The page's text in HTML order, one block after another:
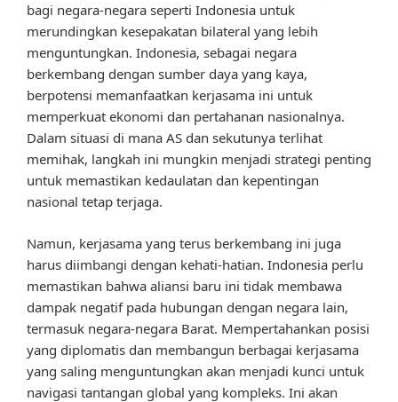
bagi negara-negara seperti Indonesia untuk
merundingkan kesepakatan bilateral yang lebih
menguntungkan. Indonesia, sebagai negara
berkembang dengan sumber daya yang kaya,
berpotensi memanfaatkan kerjasama ini untuk
memperkuat ekonomi dan pertahanan nasionalnya.
Dalam situasi di mana AS dan sekutunya terlihat
memihak, langkah ini mungkin menjadi strategi penting
untuk memastikan kedaulatan dan kepentingan
nasional tetap terjaga.
Namun, kerjasama yang terus berkembang ini juga
harus diimbangi dengan kehati-hatian. Indonesia perlu
memastikan bahwa aliansi baru ini tidak membawa
dampak negatif pada hubungan dengan negara lain,
termasuk negara-negara Barat. Mempertahankan posisi
yang diplomatis dan membangun berbagai kerjasama
yang saling menguntungkan akan menjadi kunci untuk
navigasi tantangan global yang kompleks. Ini akan